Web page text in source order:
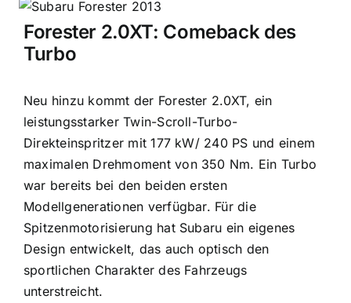
Forester 2.0XT: Comeback des
Turbo
Neu hinzu kommt der Forester 2.0XT, ein
leistungsstarker Twin-Scroll-Turbo-
Direkteinspritzer mit 177 kW/ 240 PS und einem
maximalen Drehmoment von 350 Nm. Ein Turbo
war bereits bei den beiden ersten
Modellgenerationen verfügbar. Für die
Spitzenmotorisierung hat Subaru ein eigenes
Design entwickelt, das auch optisch den
sportlichen Charakter des Fahrzeugs
unterstreicht.